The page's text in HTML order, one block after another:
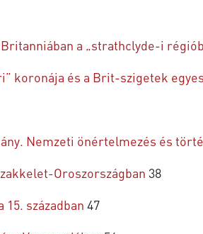
a „strathclyde-i
koronája és a Brit-szigetek
Nemzeti önértelmezés és
Oroszországban 38
században 47